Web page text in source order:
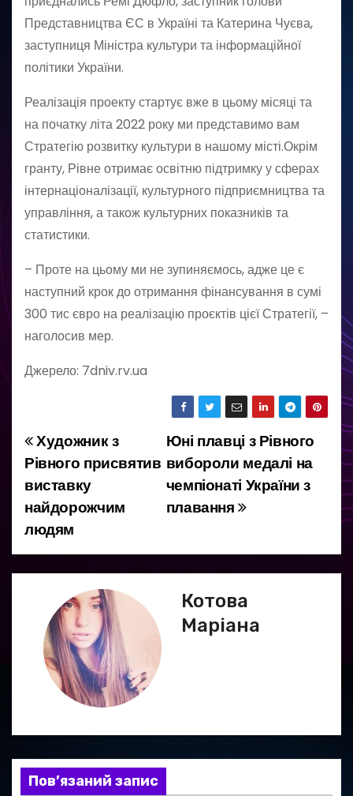
Представництва ЄС в Україні та Катерина Чуєва,
заступниця Міністра культури та інформаційної
політики України.
Реалізація проекту стартує вже в цьому місяці та
на початку літа 2022 року ми представимо вам
Стратегію розвитку культури в нашому місті.Окрім
гранту, Рівне отримає освітню підтримку у сферах
інтернаціоналізації, культурного підприємництва та
управління, а також культурних показників та
статистики.
– Проте на цьому ми не зупиняємось, адже це є
наступний крок до отримання фінансування в сумі
300 тис євро на реалізацію проєктів цієї Стратегії, –
наголосив мер.
Джерело: 7dniv.rv.ua
Н
а
в
і
г
з
а
Юні плавці з Рівного
вибороли медалі на
чемпіонаті України з
плавання
Художник з
Рівного присвятив
виставку
найдорожчим
людям
Котова
Маріана
Пов’язаний запис